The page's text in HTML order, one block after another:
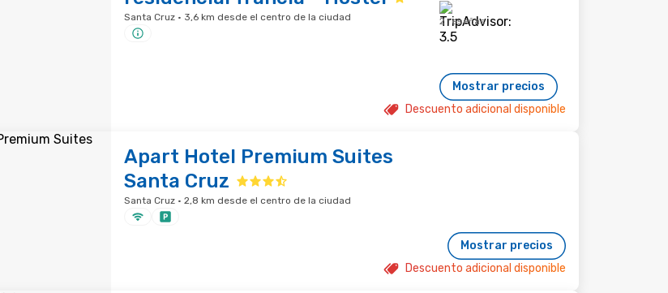
Santa Cruz · 3,6 km desde el centro de la ciudad 2 reseñas
Mostrar precios
Descuento adicional disponible
Apart Hotel Premium Suites
Santa Cruz
Santa Cruz · 2,8 km desde el centro de la ciudad
Mostrar precios
Descuento adicional disponible